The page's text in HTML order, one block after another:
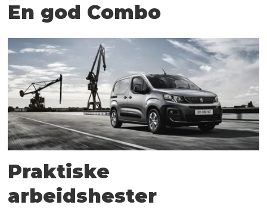
En god Combo
Praktiske
arbeidshester